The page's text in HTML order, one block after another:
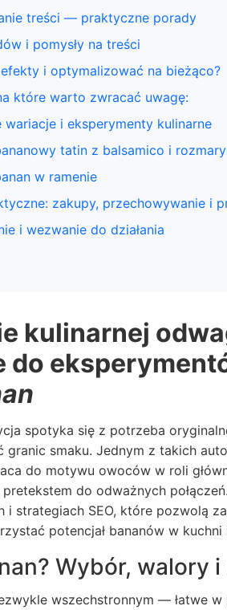
treści — praktyczne porady
i pomysły na treści
i optymalizować na bieżąco?
które warto zwracać uwagę:
wariacje i eksperymenty kulinarne
tatin z balsamico i
w ramenie
zakupy, przechowywanie i
i wezwanie do działania
kulinarnej
do
spotyka się z potrzeba
granic smaku. Jednym z takich
do motywu owoców w roli
pretekstem do odważnych
i strategiach SEO, które pozwolą
potencjał bananów w kuchni
Wybór, walory
wszechstronnym — łatwe